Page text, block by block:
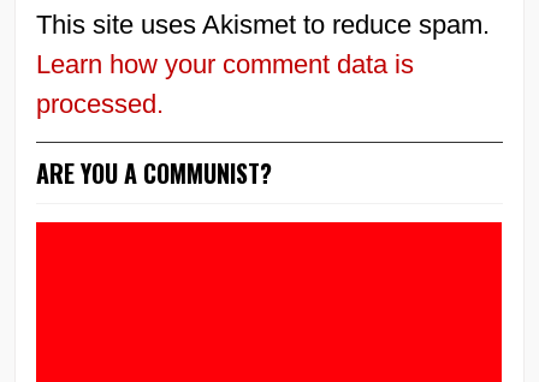
This site uses Akismet to reduce spam.
Learn how your comment data is
processed.
ARE YOU A COMMUNIST?